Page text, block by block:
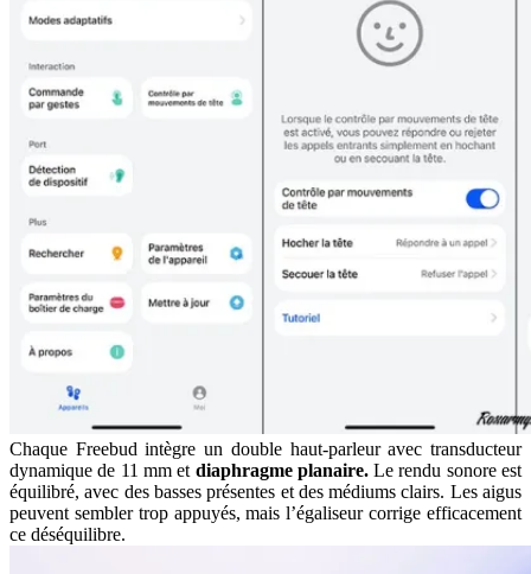
Chaque Freebud intègre un double haut-parleur avec transducteur
dynamique de 11 mm et diaphragme planaire.Le rendu sonore est
équilibré, avec des basses présentes et des médiums clairs. Les aigus
peuvent sembler trop appuyés, mais l’égaliseur corrige efficacement
ce déséquilibre.